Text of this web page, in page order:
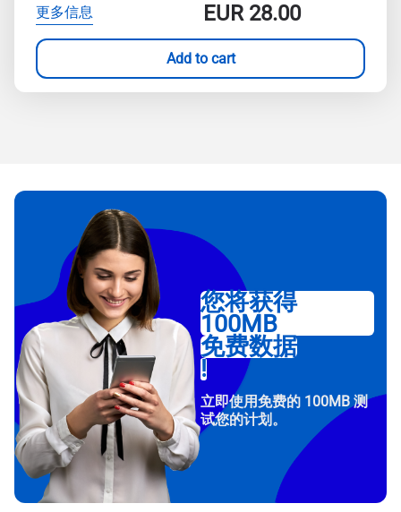
更多信息 EUR28.00
Add to cart
您将获得
100MB
免费数据
!
立即使用免费的 100MB 测
试您的计划。